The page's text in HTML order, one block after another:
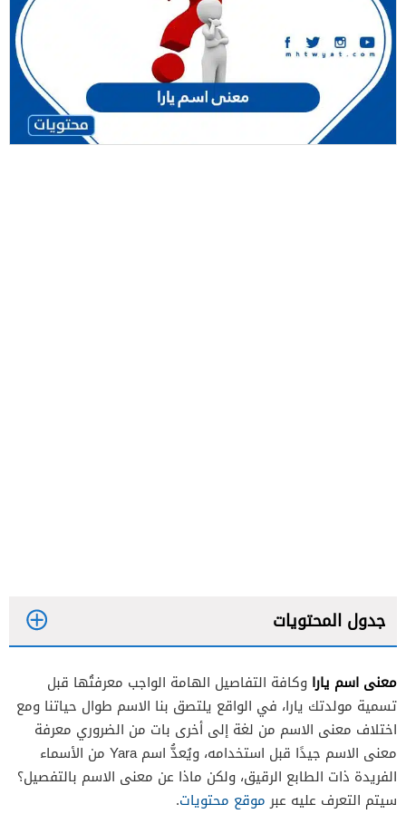
جدول المحتويات
معنى اسم يارا وكافة التفاصيل الهامة الواجب معرفتُها قبل
تسمية مولدتك يارا، في الواقع يلتصق بنا الاسم طوال حياتنا ومع
اختلاف معنى الاسم من لغة إلى أخرى بات من الضروري معرفة
معنى الاسم جيدًا قبل استخدامه، ويُعدُّ اسم Yara من الأسماء
الفريدة ذات الطابع الرقيق، ولكن ماذا عن معنى الاسم بالتفصيل؟
سيتم التعرف عليه عبرموقع محتويات.